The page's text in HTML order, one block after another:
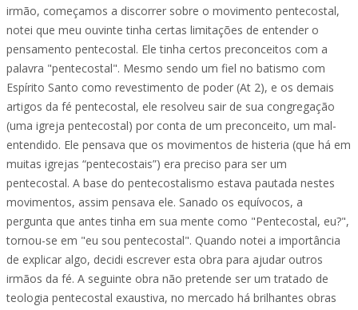
irmão, começamos a discorrer sobre o movimento pentecostal,
notei que meu ouvinte tinha certas limitações de entender o
pensamento pentecostal. Ele tinha certos preconceitos com a
palavra "pentecostal". Mesmo sendo um fiel no batismo com
Espírito Santo como revestimento de poder (At 2), e os demais
artigos da fé pentecostal, ele resolveu sair de sua congregação
(uma igreja pentecostal) por conta de um preconceito, um mal-
entendido. Ele pensava que os movimentos de histeria (que há em
muitas igrejas “pentecostais”) era preciso para ser um
pentecostal. A base do pentecostalismo estava pautada nestes
movimentos, assim pensava ele. Sanado os equívocos, a
pergunta que antes tinha em sua mente como "Pentecostal, eu?",
tornou-se em "eu sou pentecostal". Quando notei a importância
de explicar algo, decidi escrever esta obra para ajudar outros
irmãos da fé. A seguinte obra não pretende ser um tratado de
teologia pentecostal exaustiva, no mercado há brilhantes obras